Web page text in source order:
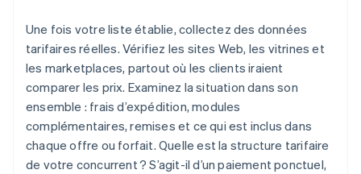
Une fois votre liste établie, collectez des données
tarifaires réelles. Vérifiez les sites Web, les vitrines et
les marketplaces, partout où les clients iraient
comparer les prix. Examinez la situation dans son
ensemble : frais d’expédition, modules
complémentaires, remises et ce qui est inclus dans
chaque offre ou forfait. Quelle est la structure tarifaire
de votre concurrent ? S’agit-il d’un paiement ponctuel,